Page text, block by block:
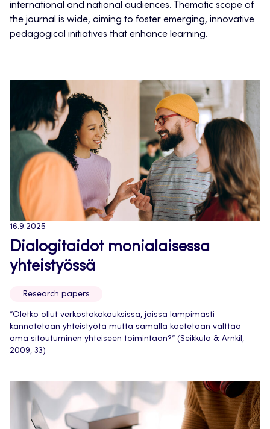
international and national audiences. Thematic scope of
the journal is wide, aiming to foster emerging, innovative
pedagogical initiatives that enhance learning.
16.9.2025
Dialogitaidot monialaisessa
yhteistyössä
Research papers
”Oletko ollut verkostokokouksissa, joissa lämpimästi
kannatetaan yhteistyötä mutta samalla koetetaan välttää
oma sitoutuminen yhteiseen toimintaan?” (Seikkula & Arnkil,
2009, 33)